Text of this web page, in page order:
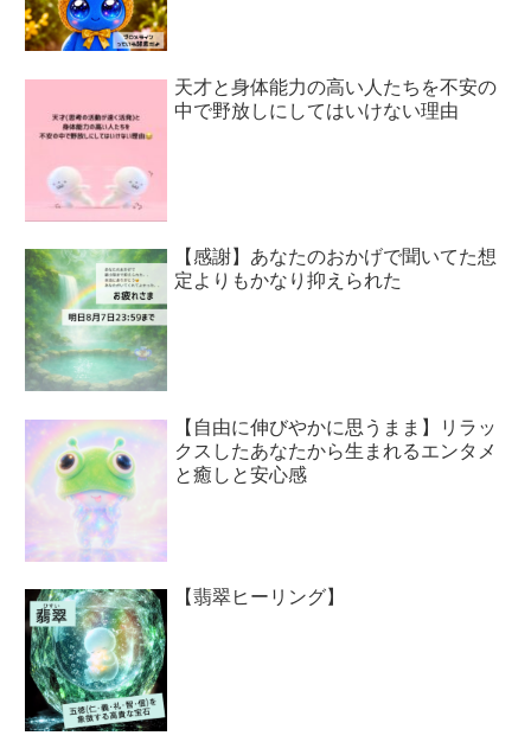
天才と身体能力の高い人たちを不安の
中で野放しにしてはいけない理由
【感謝】あなたのおかげで聞いてた想
定よりもかなり抑えられた
【自由に伸びやかに思うまま】リラッ
クスしたあなたから生まれるエンタメ
と癒しと安心感
【翡翠ヒーリング】